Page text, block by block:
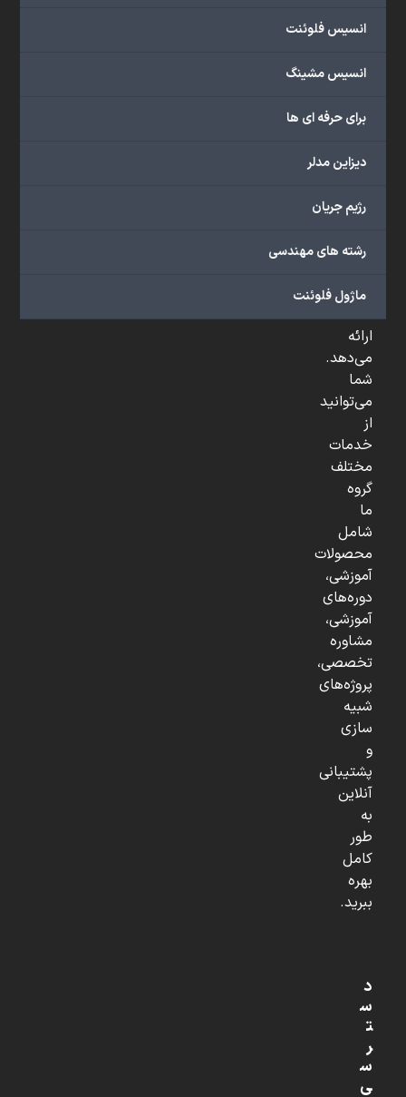
انسیس فلوئنت
انسیس مشینگ
برای حرفه ای ها
دیزاین مدلر
رژیم جریان
رشته های مهندسی
ماژول فلوئنت
برخوردار
مجموعه
خدمات
را
اهداف
پژوهشی،
و
...
ارائه
می‌دهد.
شما
می‌توانید
از
خدمات
مختلف
گروه
ما
شامل
محصولات
آموزشی،
دوره‌های
آموزشی،
مشاوره
تخصصی،
پروژه‌های
شبیه
سازی
و
پشتیبانی
آنلاین
به
طور
کامل
بهره
ببرید.
د
س
ت
ر
س
ی